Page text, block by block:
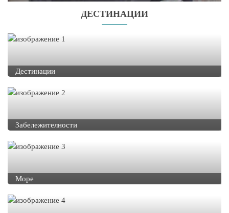
ДЕСТИНАЦИИ
Дестинации
Забележителности
Море